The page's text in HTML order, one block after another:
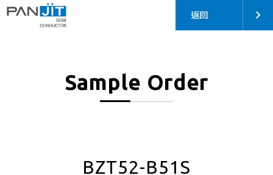
返回
Sample Order
BZT52-B51S